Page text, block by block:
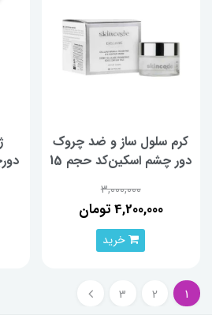
کرم سلول ساز و ضد چروک
دور چشم اسکین‌کد حجم 15
3,000,000
4,200,000 تومان
خرید
1
2
3